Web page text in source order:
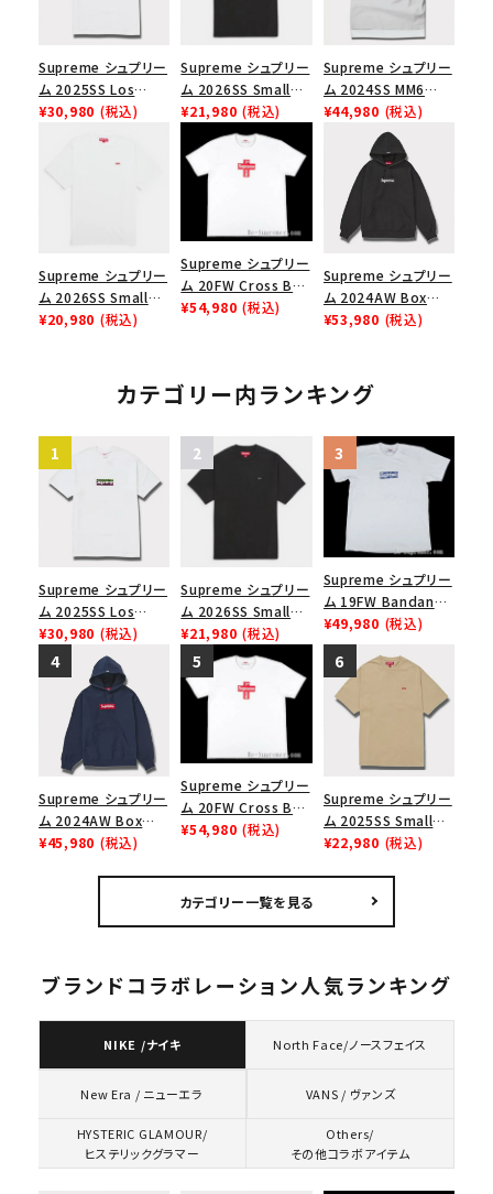
Supreme シュプリー
ム 2025SS Los
Angeles Fire Relief
¥30,980 (税込)
Supreme シュプリー
ム 2026SS Small
Box Tee スモールボ
ックスTシャツ ブラッ
ク
¥21,980 (税込)
Supreme シュプリー
ム 2024SS MM6
Maison Margiela
Box Logo Tee MM6
メゾンマルジェラボッ
クスロゴTシャツ ホ
ワイト 白
¥44,980 (税込)
Supreme シュプリー
ム 2026SS Small
Box Tee スモールボ
¥20,980 (税込)
Supreme シュプリー
ム 20FW Cross Box
Logo Tee クロスボ
¥54,980 (税込)
Supreme シュプリー
ム 2024AW Box
Logo Hooded
ブラック 黒
¥53,980 (税込)
カテゴリー内ランキング
Supreme シュプリー
ム 2025SS Los
Angeles Fire Relief
Box Logo Tee ファ
イヤーリリーフボック
スロゴTシャツ ホワ
イト 白
¥30,980 (税込)
Supreme シュプリー
ム 2026SS Small
Box Tee スモールボ
ックスTシャツ ブラッ
ク
¥21,980 (税込)
Supreme シュプリー
ム 19FW Bandana
Box Logo Tee バン
ダナボックスロゴTシ
ャツ ホワイト
¥49,980 (税込)
Supreme シュプリー
ム 2024AW Box
Logo Hooded
¥45,980 (税込)
Supreme シュプリー
ム 20FW Cross Box
Logo Tee クロスボ
ワイト
¥54,980 (税込)
Supreme シュプリー
ム 2025SS Small
Box Tee スモールボ
¥22,980 (税込)
カテゴリー一覧を見る
ブランドコラボレーション人気ランキング
NIKE /ナイキ North Face/ノースフェイス
New Era / ニューエラ VANS / ヴァンズ
HYSTERIC GLAMOUR/
ヒステリックグラマー
Others/
その他コラボアイテム